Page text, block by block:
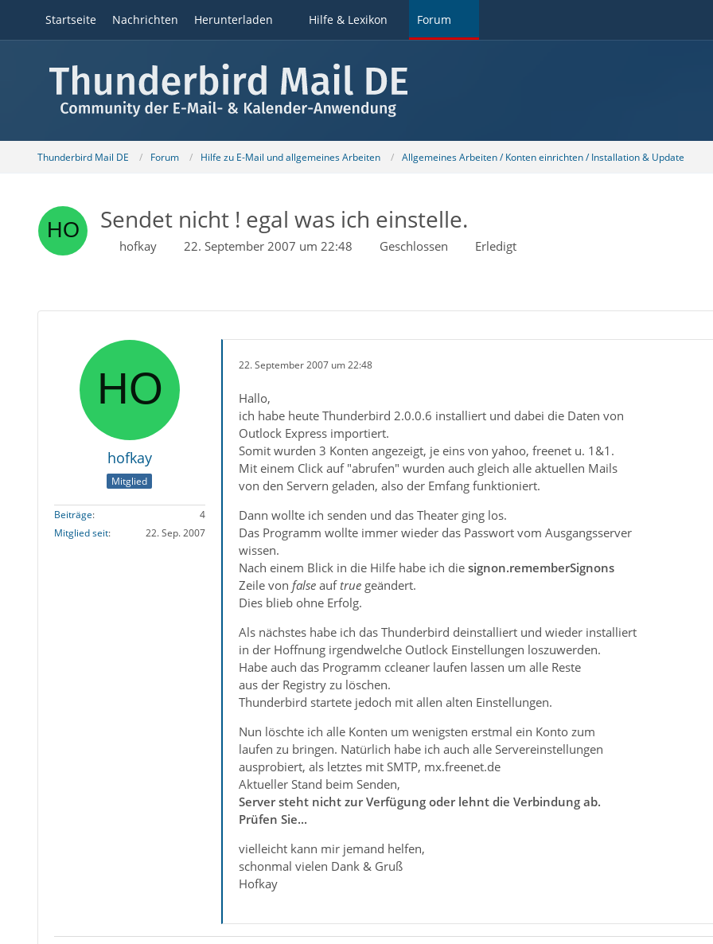
Startseite Nachrichten Herunterladen Hilfe & Lexikon Forum
Thunderbird Mail DE Forum Hilfe zu E-Mail und allgemeines Arbeiten Allgemeines Arbeiten / Konten einrichten / Installation & Update
Sendet nicht ! egal was ich einstelle.
hofkay 22. September 2007 um 22:48 Geschlossen Erledigt
hofkay
Mitglied
Beiträge
4
Mitglied seit
22. Sep. 2007
22. September 2007 um 22:48
Hallo,
ich habe heute Thunderbird 2.0.0.6 installiert und dabei die Daten von
Outlock Express importiert.
Somit wurden 3 Konten angezeigt, je eins von yahoo, freenet u. 1&1.
Mit einem Click auf "abrufen" wurden auch gleich alle aktuellen Mails
von den Servern geladen, also der Emfang funktioniert.
Dann wollte ich senden und das Theater ging los.
Das Programm wollte immer wieder das Passwort vom Ausgangsserver
wissen.
Nach einem Blick in die Hilfe habe ich die signon.rememberSignons
Zeile von falseauftruegeändert.
Dies blieb ohne Erfolg.
Als nächstes habe ich das Thunderbird deinstalliert und wieder installiert
in der Hoffnung irgendwelche Outlock Einstellungen loszuwerden.
Habe auch das Programm ccleaner laufen lassen um alle Reste
aus der Registry zu löschen.
Thunderbird startete jedoch mit allen alten Einstellungen.
Nun löschte ich alle Konten um wenigsten erstmal ein Konto zum
laufen zu bringen. Natürlich habe ich auch alle Servereinstellungen
ausprobiert, als letztes mit SMTP, mx.freenet.de
Aktueller Stand beim Senden,
Server steht nicht zur Verfügung oder lehnt die Verbindung ab.
Prüfen Sie...
vielleicht kann mir jemand helfen,
schonmal vielen Dank & Gruß
Hofkay